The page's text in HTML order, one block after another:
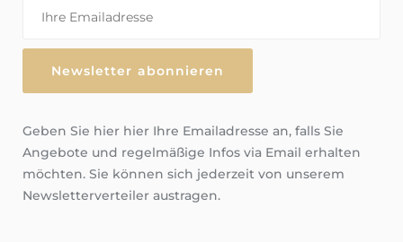
Geben Sie hier hier Ihre Emailadresse an, falls Sie
Angebote und regelmäßige Infos via Email erhalten
möchten. Sie können sich jederzeit von unserem
Newsletterverteiler austragen.